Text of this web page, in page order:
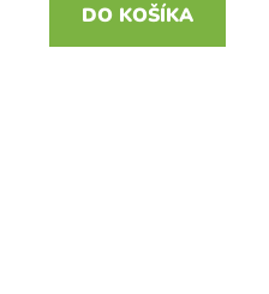
DO KOŠÍKA